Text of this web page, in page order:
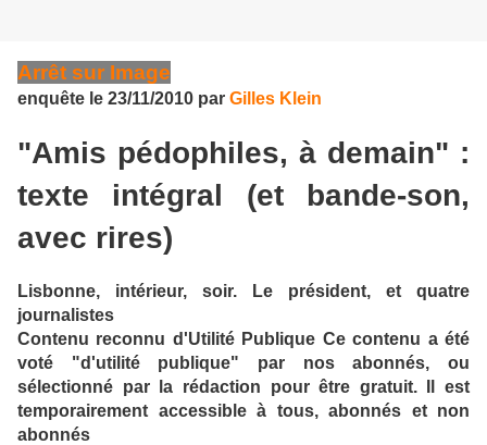
Arrêt sur Image
enquête le 23/11/2010 par Gilles Klein
"Amis pédophiles, à demain" :
texte intégral (et bande-son,
avec rires)
Lisbonne, intérieur, soir. Le président, et quatre
journalistes
Contenu reconnu d'Utilité Publique Ce contenu a été
voté "d'utilité publique" par nos abonnés, ou
sélectionné par la rédaction pour être gratuit. Il est
temporairement accessible à tous, abonnés et non
abonnés